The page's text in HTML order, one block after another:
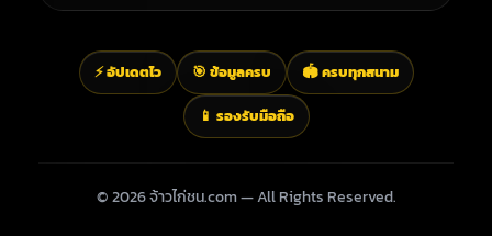
⚡ อัปเดตไว 🎯 ข้อมูลครบ 🏟️ ครบทุกสนาม
📱 รองรับมือถือ
© 2026 จ้าวไก่ชน.com — All Rights Reserved.